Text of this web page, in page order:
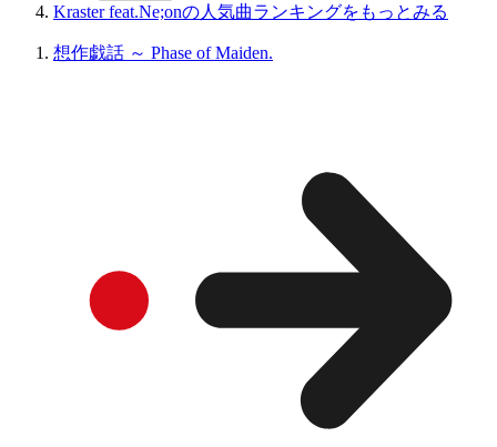
Kraster feat.Ne;onの人気曲ランキングをもっとみる
想作戯話 ～ Phase of Maiden.